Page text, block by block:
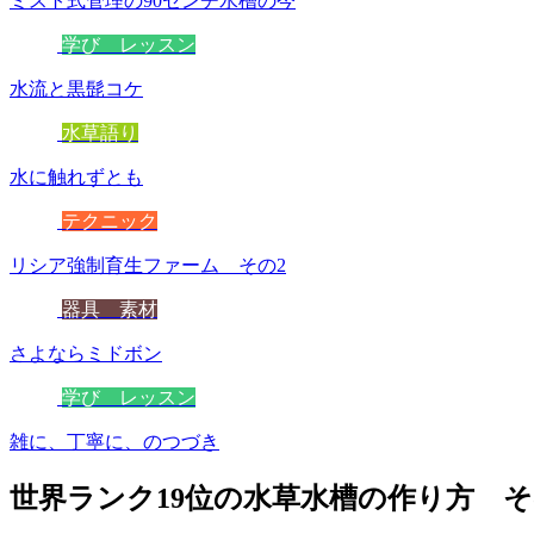
学び レッスン
水流と黒髭コケ
水草語り
水に触れずとも
テクニック
リシア強制育生ファーム その2
器具 素材
さよならミドボン
学び レッスン
雑に、丁寧に、のつづき
世界ランク19位の水草水槽の作り方